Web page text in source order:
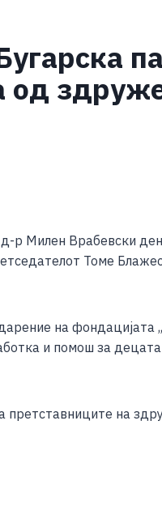
од
р Милен Врабевски
Томе
на фондацијата
и помош за децата
претставниците на